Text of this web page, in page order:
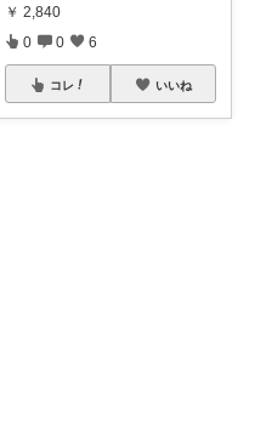
￥ 2,840
0 0 6
コレ いいね